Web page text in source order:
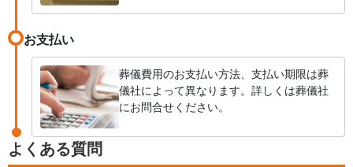
お支払い
葬儀費用のお支払い方法、支払い期限は葬
儀社によって異なります。詳しくは葬儀社
にお問合せください。
よくある質問